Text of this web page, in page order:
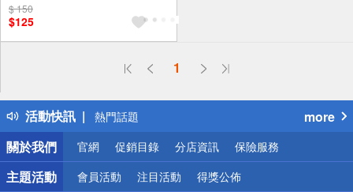
$ 150
$125
1
活動快訊
偏遠地區配送
得獎公告
熱門話題
銀行優惠
偏遠地區配送
詐騙網頁！請小心！
more
關於我們
官網 促銷目錄 分店資訊 保險服務
主題活動 會員活動 注目活動 得獎公佈